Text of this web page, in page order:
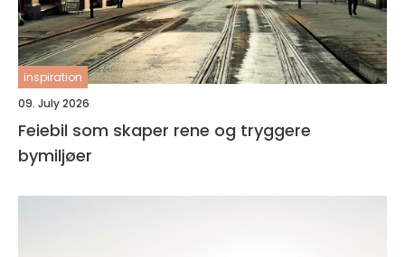
inspiration
09. July 2026
Feiebil som skaper rene og tryggere
bymiljøer